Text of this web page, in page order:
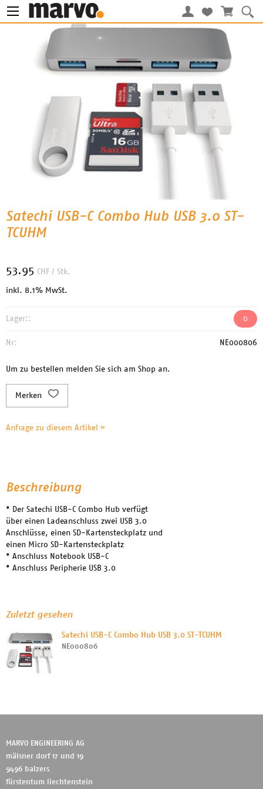
Satechi USB-C Combo Hub USB 3.0 ST-
TCUHM
53.95 CHF / Stk.
inkl. 8.1% MwSt.
Lager:: 0
Nr: NE000806
Um zu bestellen melden Sie sich am Shop an.
Merken
Anfrage zu diesem Artikel »
Beschreibung
* Der Satechi USB-C Combo Hub verfügt
über einen Ladeanschluss zwei USB 3.0
Anschlüsse, einen SD-Kartensteckplatz und
einen Micro SD-Kartensteckplatz
* Anschluss Notebook USB-C
* Anschluss Peripherie USB 3.0
Zuletzt gesehen
Satechi USB-C Combo Hub USB 3.0 ST-TCUHM
NE000806
MARVO ENGINEERING AG
mälsner dorf 17 und 19
9496 balzers
fürstentum liechtenstein